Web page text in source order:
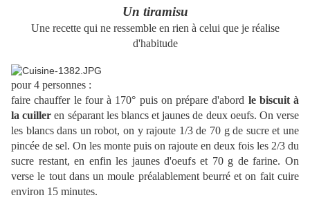
Un tiramisu
Une recette qui ne ressemble en rien à celui que je réalise
d'habitude
pour 4 personnes :
faire chauffer le four à 170° puis on prépare d'abord le biscuit à
la cuiller en séparant les blancs et jaunes de deux oeufs. On verse
les blancs dans un robot, on y rajoute 1/3 de 70 g de sucre et une
pincée de sel. On les monte puis on rajoute en deux fois les 2/3 du
sucre restant, en enfin les jaunes d'oeufs et 70 g de farine. On
verse le tout dans un moule préalablement beurré et on fait cuire
environ 15 minutes.